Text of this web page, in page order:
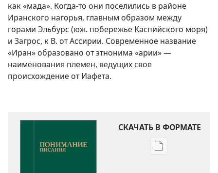
как «мада». Когда-то они поселились в районе
Иранского нагорья, главным образом между
горами Эльбурс (юж. побережье Каспийского моря)
и Загрос, к В. от Ассирии. Современное название
«Иран» образовано от этнонима «арии» —
наименования племен, ведущих свое
происхождение от Иафета.
СКАЧАТЬ В ФОРМАТЕ
Варианты